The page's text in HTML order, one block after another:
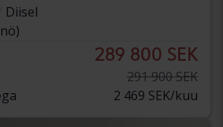
Diisel
289 800 SEK
291 900 SEK
2 469 SEK/kuu